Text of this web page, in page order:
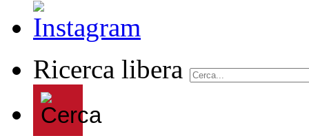
Ricerca libera